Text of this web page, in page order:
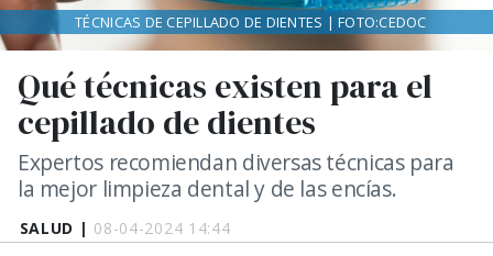
SALUD | 08-04-2024 14:44
Qué técnicas existen para el
cepillado de dientes
Expertos recomiendan diversas técnicas para
la mejor limpieza dental y de las encías.
TÉCNICAS DE CEPILLADO DE DIENTES | FOTO:CEDOC